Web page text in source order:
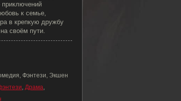
приключений
к семье,
в крепкую дружбу
своём пути.
Фэнтези, Экшен
, Драма,